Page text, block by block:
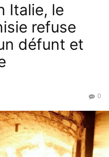
Italie, le
refuse
défunt et
0